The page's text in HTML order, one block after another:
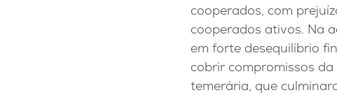
cooperados, com
cooperados ativos. Na
em forte desequilíbrio
cobrir compromissos
temerária, que